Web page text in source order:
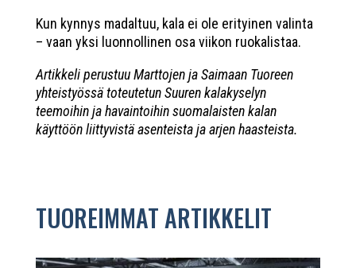
Kun kynnys madaltuu, kala ei ole erityinen valinta
– vaan yksi luonnollinen osa viikon ruokalistaa.
Artikkeli perustuu Marttojen ja Saimaan Tuoreen
yhteistyössä toteutetun Suuren kalakyselyn
teemoihin ja havaintoihin suomalaisten kalan
käyttöön liittyvistä asenteista ja arjen haasteista.
TUOREIMMAT ARTIKKELIT